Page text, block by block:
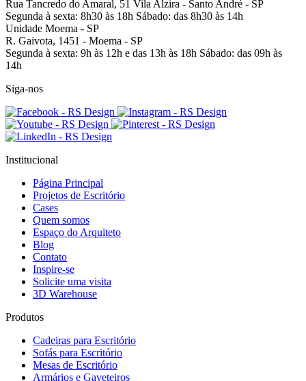
Rua Tancredo do Amaral, 51 Vila Alzira - Santo André - SP
Segunda à sexta: 8h30 às 18h Sábado: das 8h30 às 14h
Unidade Moema - SP
R. Gaivota, 1451 - Moema - SP
Segunda à sexta: 9h às 12h e das 13h às 18h Sábado: das 09h às
14h
Siga-nos
Institucional
Página Principal
Projetos de Escritório
Cases
Quem somos
Espaço do Arquiteto
Blog
Contato
Inspire-se
Solicite uma visita
3D Warehouse
Produtos
Cadeiras para Escritório
Sofás para Escritório
Mesas de Escritório
Armários e Gaveteiros